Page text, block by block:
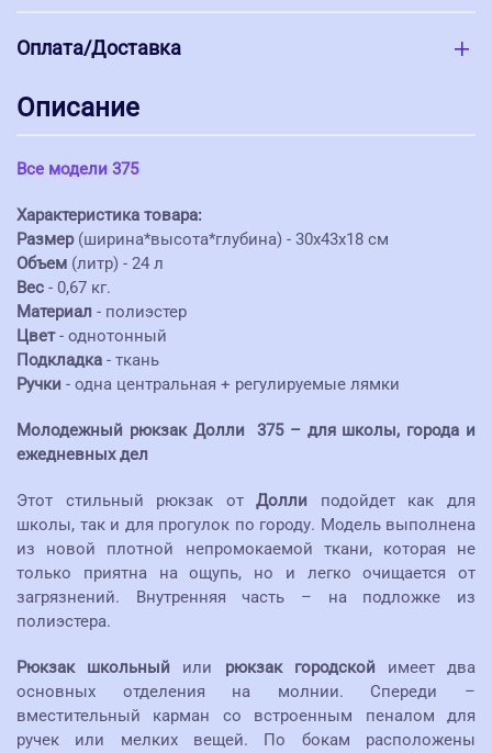
Оплата/Доставка
Описание
Все модели 375
Характеристика товара:
Размер(ширина*высота*глубина) - 30х43х18 см
Объем (литр) - 24 л
Вес - 0,67 кг.
Материал - полиэстер
Цвет- однотонный
Подкладка - ткань
Ручки - одна центральная + регулируемые лямки
Молодежный рюкзак Долли 375 – для школы, города и
ежедневных дел
Этот стильный рюкзак отДолли подойдет как для
школы, так и для прогулок по городу. Модель выполнена
из новой плотной непромокаемой ткани, которая не
только приятна на ощупь, но и легко очищается от
загрязнений. Внутренняя часть – на подложке из
полиэстера.
Рюкзак школьный или рюкзак городской имеет два
основных отделения на молнии. Спереди –
вместительный карман со встроенным пеналом для
ручек или мелких вещей. По бокам расположены